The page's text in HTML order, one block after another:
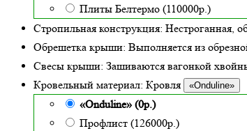
Плиты Белтермо (110000р.)
Стропильная конструкция: Нестроганная,
Обрешетка крыши: Выполняется из
Свесы крыши: Зашиваются вагонкой
Кровельный материал: Кровля «Onduline»
«Onduline» (0р.)
Профлист (126000р.)